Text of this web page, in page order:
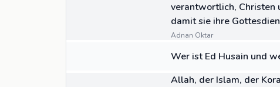
verantwortlich, Christen
damit sie ihre
Adnan Oktar
Wer ist Ed Husain und
Allah, der Islam, der